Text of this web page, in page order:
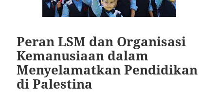
Peran LSM dan Organisasi
Kemanusiaan dalam
Menyelamatkan Pendidikan
di Palestina